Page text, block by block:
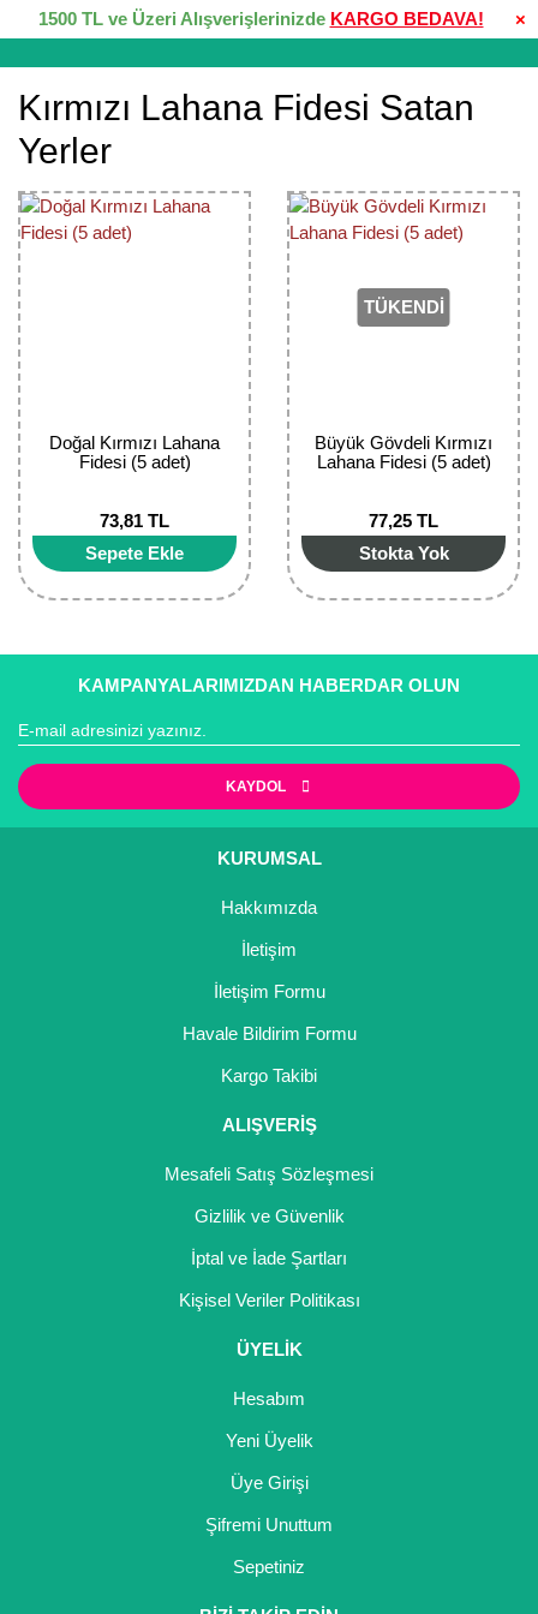
×
1500 TL ve Üzeri Alışverişlerinizde KARGO BEDAVA!
Kırmızı Lahana Fidesi Satan
Yerler
Doğal Kırmızı Lahana
Fidesi (5 adet)
73,81 TL
Sepete Ekle
TÜKENDİ
Büyük Gövdeli Kırmızı
Lahana Fidesi (5 adet)
77,25 TL
Stokta Yok
KAMPANYALARIMIZDAN HABERDAR OLUN
KAYDOL
KURUMSAL
Hakkımızda
İletişim
İletişim Formu
Havale Bildirim Formu
Kargo Takibi
ALIŞVERİŞ
Mesafeli Satış Sözleşmesi
Gizlilik ve Güvenlik
İptal ve İade Şartları
Kişisel Veriler Politikası
ÜYELİK
Hesabım
Yeni Üyelik
Üye Girişi
Şifremi Unuttum
Sepetiniz